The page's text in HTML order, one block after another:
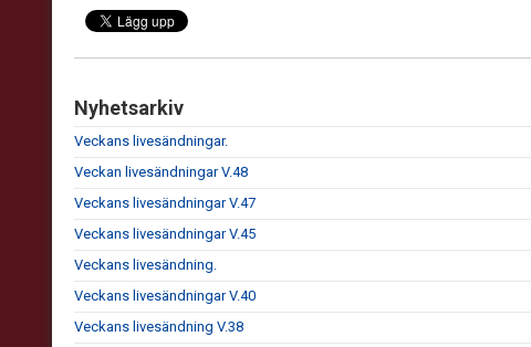
Nyhetsarkiv
Veckans livesändningar.
Veckan livesändningar V.48
Veckans livesändningar V.47
Veckans livesändningar V.45
Veckans livesändning.
Veckans livesändningar V.40
Veckans livesändning V.38